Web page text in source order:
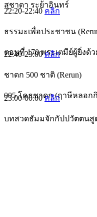
สุชาดา ระย้าอินทร์
22:20-22:40 คลิก
ธรรมะเพื่อประชาชน
ตอนที่ 170 พระเตมีย์ผู้ยิ่งด้
22:40-23:00คลิก
ชาดก 500 ชาติ (Rerun)
005 โคธชาดก (ฤาษีหลอก
23:00-00:00คลิก
บทสวดธัมมจักกัปปวัตตนสู